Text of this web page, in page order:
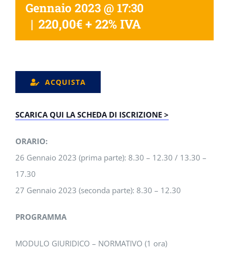
Gennaio 2023 @ 17:30
| 220,00€ + 22% IVA
ACQUISTA
SCARICA QUI LA SCHEDA DI ISCRIZIONE >
ORARIO:
26 Gennaio 2023 (prima parte): 8.30 – 12.30 / 13.30 –
17.30
27 Gennaio 2023 (seconda parte): 8.30 – 12.30
PROGRAMMA
MODULO GIURIDICO – NORMATIVO (1 ora)